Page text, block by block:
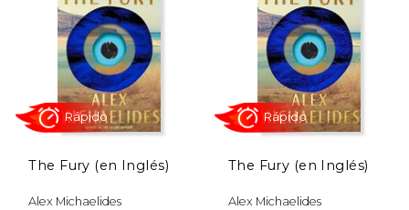
15%
dcto.
22%
dcto.
The Fury (en Inglés)
Alex Michaelides
The Fury (en Inglés)
Alex Michaelides